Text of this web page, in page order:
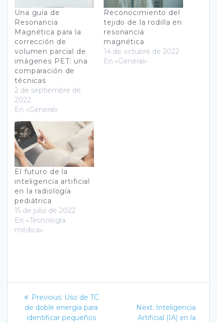
Una guía de
Resonancia
Magnética para la
corrección de
volumen parcial de
imágenes PET: una
comparación de
técnicas
2 de septiembre de
2022
En «General»
Reconocimiento del
tejido de la rodilla en
resonancia
magnética
14 de octubre de 2022
En «General»
El futuro de la
inteligencia artificial
en la radiología
pediátrica
15 de julio de 2022
En «Tecnología
médica»
Navegación
de
Previous: Previous
post:
Uso de TC
de doble energía para
identificar pequeños
Next: Next
post:
Inteligencia
Artificial (IA) en la